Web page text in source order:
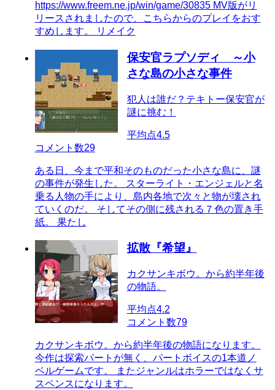
https://www.freem.ne.jp/win/game/30835 MV版がリ
リースされましたので、こちらからのプレイをおす
すめします。 リメイク
保安官ラプソディ ～小
さな島の小さな事件
犯人は誰だ？テキトー保安官が
謎に挑む！
平均点4.5
コメント数29
ある日、今まで平和そのものだった小さな島に、謎
の事件が発生した。 スターライト・エンジェルと名
乗る人物の手により、島内各地で次々と物が壊され
ていくのだ。 そしてその側に残される７色の置き手
紙。 果たし
拡散『希望』
カクサンキボウ。から約半年後
の物語。
平均点4.2
コメント数79
カクサンキボウ。から約半年後の物語になります。
今作は探索パートが無く、パートボイスの1本道ノ
ベルゲームです。 またジャンルはホラーではなくサ
スペンスになります。